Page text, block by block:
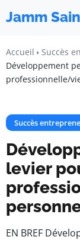
Jamm
Accueil
Succès
Développement
professionnelle/
Succès
levier
EN BREF